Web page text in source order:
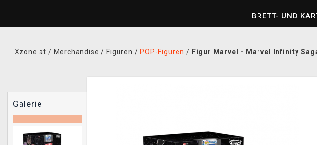
BRETT- UND
Xzone.at / Merchandise / Figuren / POP-Figuren / Figur Marvel - Marvel Infinity
Galerie